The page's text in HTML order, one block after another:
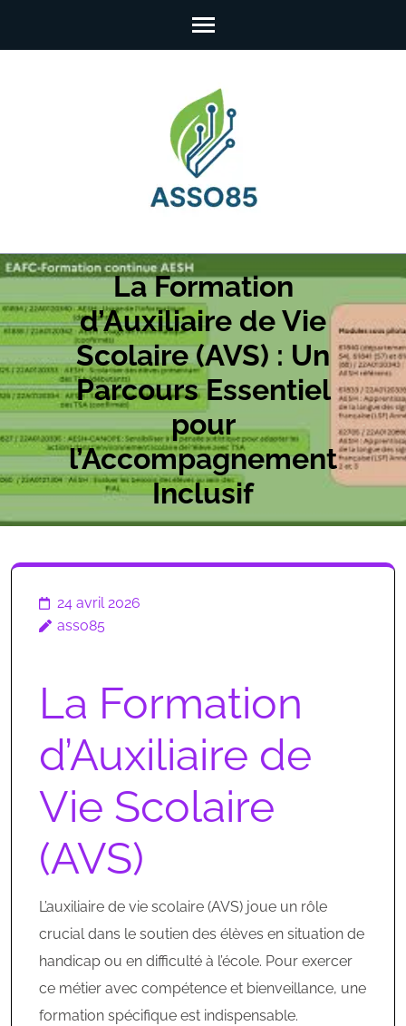
La Formation
d’Auxiliaire de Vie
Scolaire (AVS) : Un
Parcours Essentiel
pour
l’Accompagnement
Inclusif
24 avril 2026
asso85
La Formation
d’Auxiliaire de
Vie Scolaire
(AVS)
L’auxiliaire de vie scolaire (AVS) joue un rôle
crucial dans le soutien des élèves en situation de
handicap ou en difficulté à l’école. Pour exercer
ce métier avec compétence et bienveillance, une
formation spécifique est indispensable.